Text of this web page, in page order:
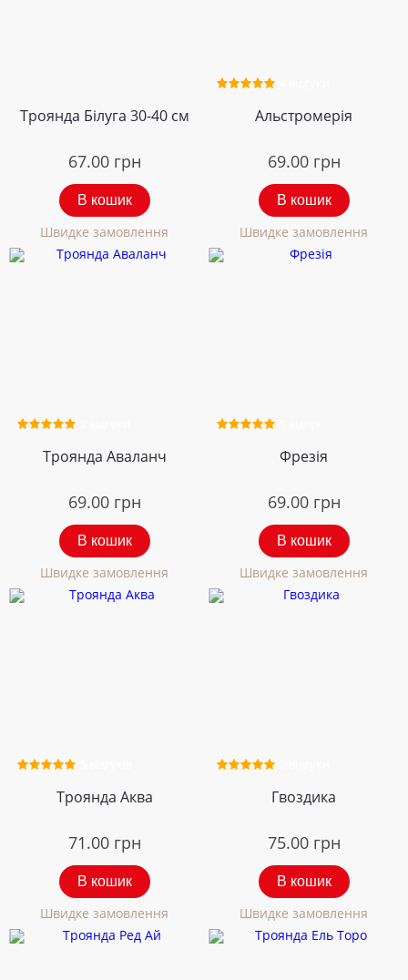
Троянда Білуга 30-40 см
67.00 грн
В кошик
Швидке замовлення
Альстромерія
69.00 грн
В кошик
Швидке замовлення
Троянда Аваланч
69.00 грн
В кошик
Швидке замовлення
Фрезія
69.00 грн
В кошик
Швидке замовлення
Троянда Аква
71.00 грн
В кошик
Швидке замовлення
Гвоздика
75.00 грн
В кошик
Швидке замовлення